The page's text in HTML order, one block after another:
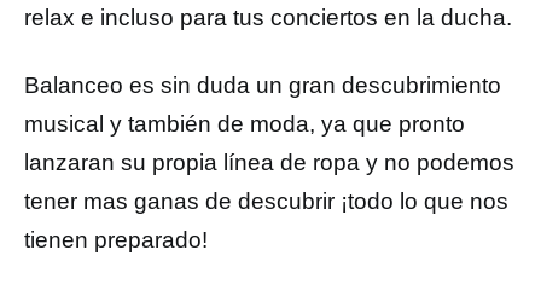
relax e incluso para tus conciertos en la ducha.
Balanceo es sin duda un gran descubrimiento
musical y también de moda, ya que pronto
lanzaran su propia línea de ropa y no podemos
tener mas ganas de descubrir ¡todo lo que nos
tienen preparado!